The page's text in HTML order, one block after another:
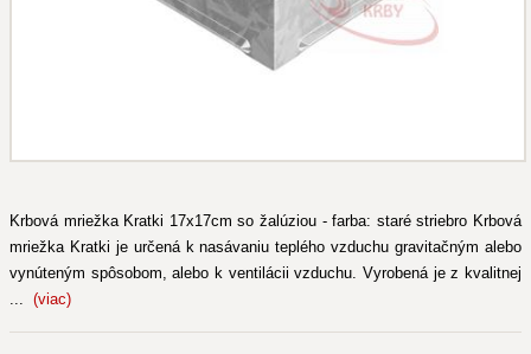
Krbová mriežka Kratki 17x17cm so žalúziou - farba: staré striebro Krbová
mriežka Kratki je určená k nasávaniu teplého vzduchu gravitačným alebo
vynúteným spôsobom, alebo k ventilácii vzduchu. Vyrobená je z kvalitnej
... (viac)